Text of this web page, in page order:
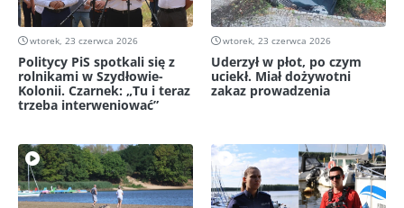
wtorek, 23 czerwca 2026
Politycy PiS spotkali się z
rolnikami w Szydłowie-
Kolonii. Czarnek: „Tu i teraz
trzeba interweniować”
wtorek, 23 czerwca 2026
Uderzył w płot, po czym
uciekł. Miał dożywotni
zakaz prowadzenia